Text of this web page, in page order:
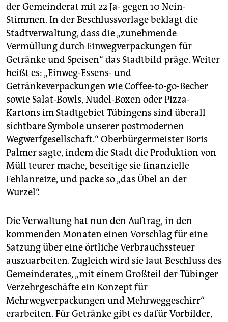
der Gemeinderat mit 22 Ja- gegen 10 Nein-
Stimmen. In der Beschlussvorlage beklagt die
Stadtverwaltung, dass die „zunehmende
Vermüllung durch Einwegverpackungen für
Getränke und Speisen“ das Stadtbild präge. Weiter
heißt es: „Einweg-Essens- und
Getränkeverpackungen wie Coffee-to-go-Becher
sowie Salat-Bowls, Nudel-Boxen oder Pizza-
Kartons im Stadtgebiet Tübingens sind überall
sichtbare Symbole unserer postmodernen
Wegwerfgesellschaft.“ Oberbürgermeister Boris
Palmer sagte, indem die Stadt die Produktion von
Müll teurer mache, beseitige sie finanzielle
Fehlanreize, und packe so „das Übel an der
Wurzel“.
Die Verwaltung hat nun den Auftrag, in den
kommenden Monaten einen Vorschlag für eine
Satzung über eine örtliche Verbrauchssteuer
auszuarbeiten. Zugleich wird sie laut Beschluss des
Gemeinderates, „mit einem Großteil der Tübinger
Verzehrgeschäfte ein Konzept für
Mehrwegverpackungen und Mehrweggeschirr“
erarbeiten. Für Getränke gibt es dafür Vorbilder,